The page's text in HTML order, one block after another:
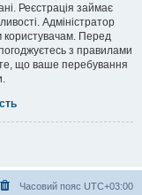
Реєстрація займає
Адміністратор
користувачам. Перед
з правилами
що ваше перебування
Часовий пояс UTC+03:00